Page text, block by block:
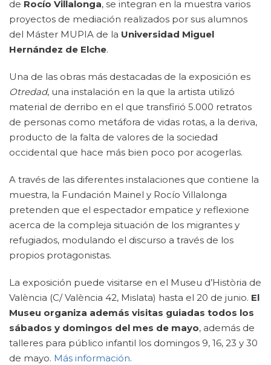
de Rocío Villalonga, se integran en la muestra varios
proyectos de mediación realizados por sus alumnos
del Máster MUPIA de la Universidad Miguel
Hernández de Elche.
Una de las obras más destacadas de la exposición es
Otredad, una instalación en la que la artista utilizó
material de derribo en el que transfirió 5.000 retratos
de personas como metáfora de vidas rotas, a la deriva,
producto de la falta de valores de la sociedad
occidental que hace más bien poco por acogerlas.
A través de las diferentes instalaciones que contiene la
muestra, la Fundación Mainel y Rocío Villalonga
pretenden que el espectador empatice y reflexione
acerca de la compleja situación de los migrantes y
refugiados, modulando el discurso a través de los
propios protagonistas.
La exposición puede visitarse en el Museu d’Història de
València (C/ València 42, Mislata) hasta el 20 de junio. El
Museu organiza además visitas guiadas todos los
sábados y domingos del mes de mayo, además de
talleres para público infantil los domingos 9, 16, 23 y 30
de mayo. Más información.